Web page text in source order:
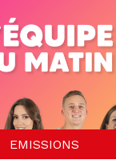
EMISSIONS